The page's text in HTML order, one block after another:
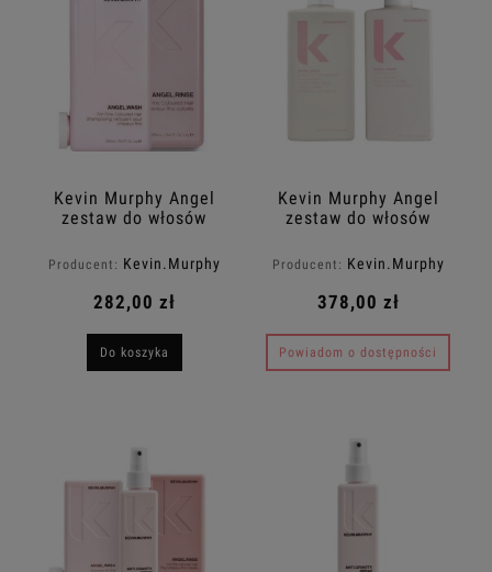
Kevin Murphy Angel
zestaw do włosów
farbowanych: szampon
Angel.Wash 250ml +
odżywka Angel.Rinse
250 ml
Producent: Kevin.Murphy
282,00 zł
Do koszyka
Kevin Murphy Angel
zestaw do włosów
farbowanych: szampon
Angel.Wash 500ml +
odżywka Angel.Rinse
500ml
Producent: Kevin.Murphy
378,00 zł
Powiadom o dostępności